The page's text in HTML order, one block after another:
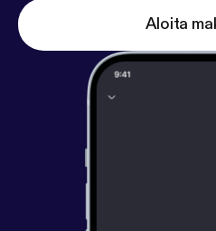
Aloita